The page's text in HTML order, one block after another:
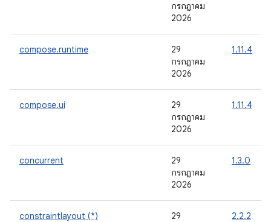
กรกฎาคม
2026
compose.runtime
29
กรกฎาคม
2026
1.11.4
compose.ui
29
กรกฎาคม
2026
1.11.4
concurrent
29
กรกฎาคม
2026
1.3.0
constraintlayout (*)
29
2.2.2